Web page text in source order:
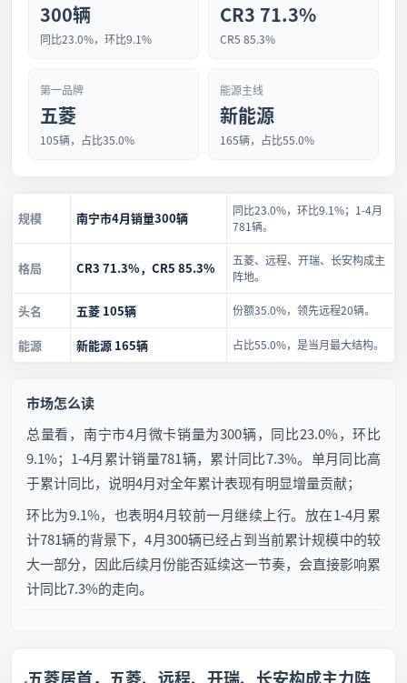
300辆
同比23.0%，环比9.1%
CR3 71.3%
CR5 85.3%
第一品牌
五菱
105辆，占比35.0%
能源主线
新能源
165辆，占比55.0%
规模 南宁市4月销量300辆
同比23.0%，环比9.1%；1-4月
781辆。
格局 CR3 71.3%，CR5 85.3%
五菱、远程、开瑞、长安构成主
阵地。
头名 五菱 105辆 份额35.0%，领先远程20辆。
能源 新能源 165辆 占比55.0%，是当月最大结构。
市场怎么读
总量看，南宁市4月微卡销量为300辆，同比23.0%，环比
9.1%；1-4月累计销量781辆，累计同比7.3%。单月同比高
于累计同比，说明4月对全年累计表现有明显增量贡献；
环比为9.1%，也表明4月较前一月继续上行。放在1-4月累
计781辆的背景下，4月300辆已经占到当前累计规模中的较
大一部分，因此后续月份能否延续这一节奏，会直接影响累
计同比7.3%的走向。
五菱居首，五菱、远程、开瑞、长安构成主力阵